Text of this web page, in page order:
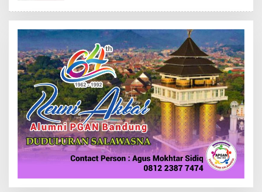
E
H
R
A
K
S
I